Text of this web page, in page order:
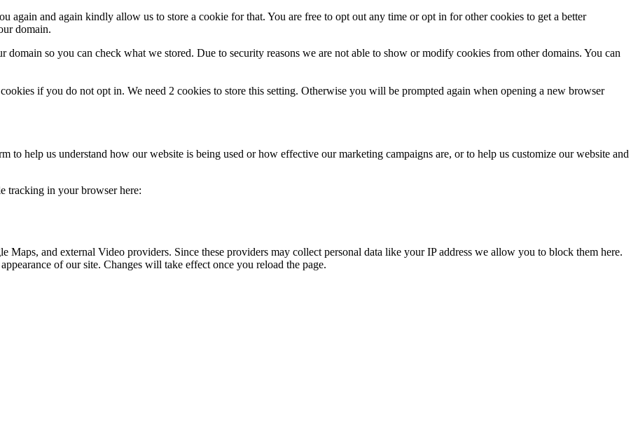
again and again kindly allow us to store a cookie for that. You are free to opt out any time or opt in for other cookies to get a better
domain.
so you can check what we stored. Due to security reasons we are not able to show or modify cookies from other domains. You can
if you do not opt in. We need 2 cookies to store this setting. Otherwise you will be prompted again when opening a new browser
to help us understand how our website is being used or how effective our marketing campaigns are, or to help us customize our website and
tracking in your browser here:
Maps, and external Video providers. Since these providers may collect personal data like your IP address we allow you to block them here.
of our site. Changes will take effect once you reload the page.